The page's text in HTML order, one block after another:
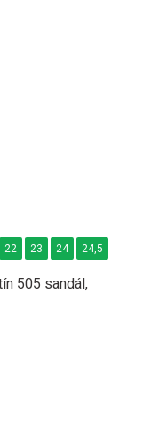
505 sandál,
22 23 24 24,5